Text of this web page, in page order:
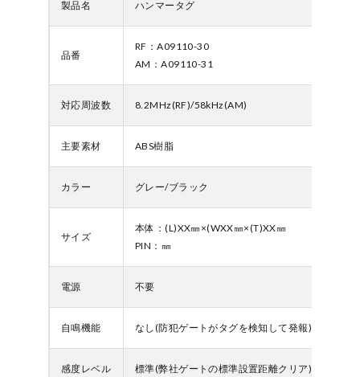
製品名 ハンマータグ
品番
RF：A09110-30
AM：A09110-31
対応周波数 8.2MHz(RF)/58kHz(AM)
主要素材 ABS樹脂
カラー グレー/ブラック
サイズ
本体：(L)XX㎜×(WXX㎜×(T)XX㎜
PIN：㎜
電源 不要
自鳴機能 なし(防犯ゲートがタグを検知して発報)
感度レベル 標準(弊社ゲートの標準設置距離クリア)